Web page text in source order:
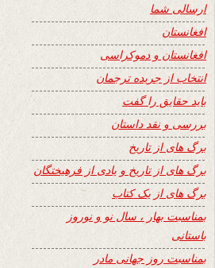
ارسالی شما
افغانستان
افغانستان و دموکراسی
انتخاب از جریده ترجمان
باید حقایق را گفت
بررسی و نقد داستان
برگ های از تاریخ
برگ های از تاریخ و یادی از فرهیختگان
برگ های از یک کتاب
بمناسبت بهار ، سال نو و نوروز
باستانی
بمناسبت روز جهانی مادر